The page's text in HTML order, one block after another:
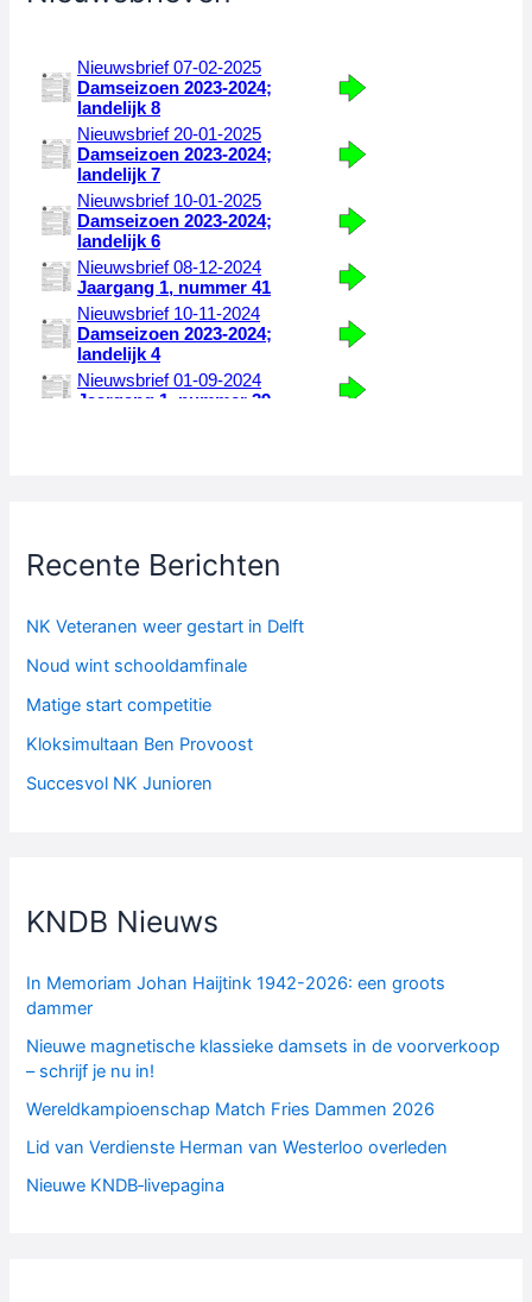
Recente Berichten
NK Veteranen weer gestart in Delft
Noud wint schooldamfinale
Matige start competitie
Kloksimultaan Ben Provoost
Succesvol NK Junioren
KNDB Nieuws
In Memoriam Johan Haijtink 1942-2026: een groots
dammer
Nieuwe magnetische klassieke damsets in de voorverkoop
– schrijf je nu in!
Wereldkampioenschap Match Fries Dammen 2026
Lid van Verdienste Herman van Westerloo overleden
Nieuwe KNDB‑livepagina